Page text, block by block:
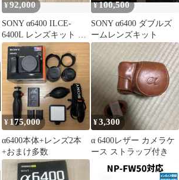
¥92,000
SONY α6400 ILCE-
6400L レンズキット 美
品
¥100,500
SONY α6400 ダブルズ
ームレンズキット
¥ 175,000
α6400本体+レンズ2本
+おまけ多数
¥3,300
α 6400レザー カメラケ
ース ストラップ付き